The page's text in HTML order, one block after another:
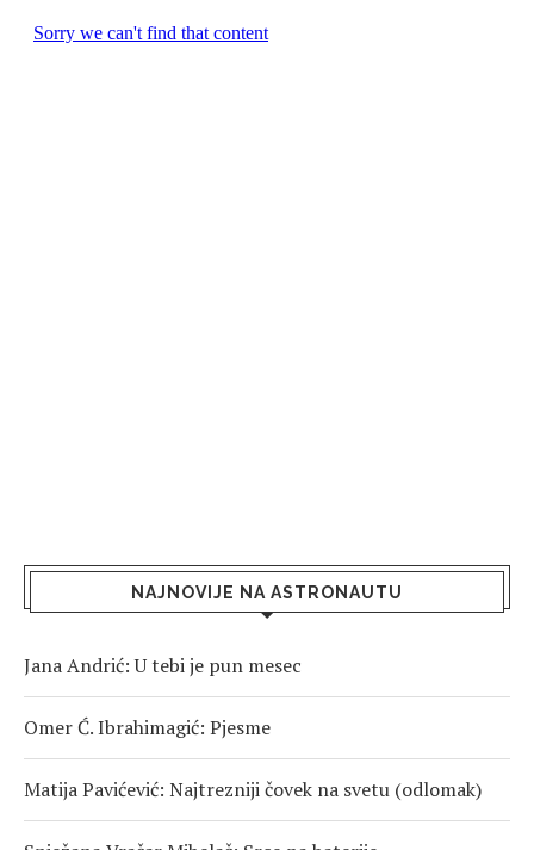
NAJNOVIJE NA ASTRONAUTU
Jana Andrić: U tebi je pun mesec
Omer Ć. Ibrahimagić: Pjesme
Matija Pavićević: Najtrezniji čovek na svetu (odlomak)